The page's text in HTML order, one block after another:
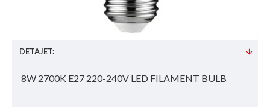
DETAJET:
8W 2700K E27 220-240V LED FILAMENT BULB